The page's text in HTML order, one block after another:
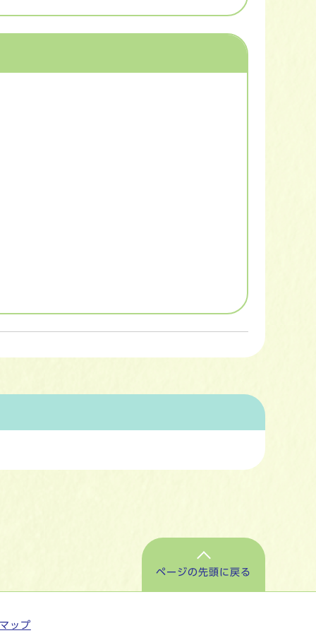
ページの先頭に戻る
ップ